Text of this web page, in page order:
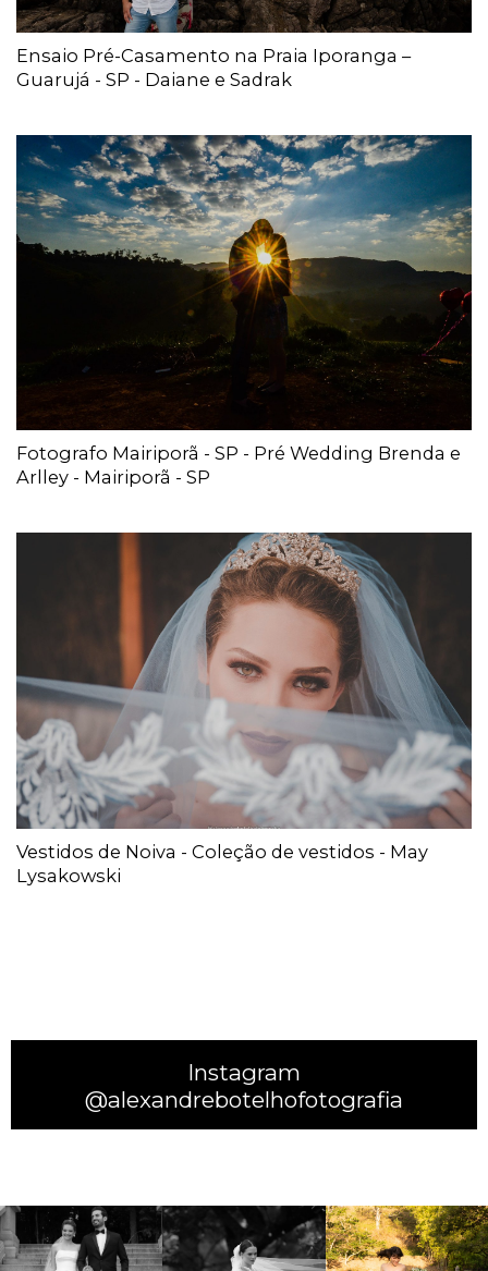
Ensaio Pré-Casamento na Praia Iporanga –
Guarujá - SP - Daiane e Sadrak
Fotografo Mairiporã - SP - Pré Wedding Brenda e
Arlley - Mairiporã - SP
Vestidos de Noiva - Coleção de vestidos - May
Lysakowski
Instagram
@alexandrebotelhofotografia